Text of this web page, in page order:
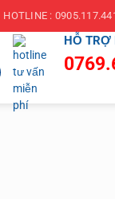
HOTLINE :
HỖ TRỢ